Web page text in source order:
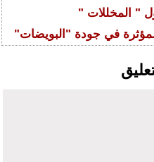
" المخللات "
في جودة "البويضات"